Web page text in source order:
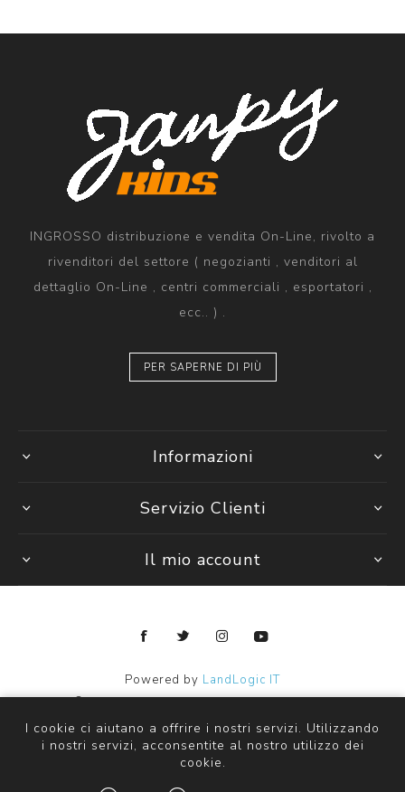
INGROSSO distribuzione e vendita On-Line, rivolto a
rivenditori del settore ( negozianti , venditori al
dettaglio On-Line , centri commerciali , esportatori ,
ecc.. ) .
PER SAPERNE DI PIÙ
Informazioni
Servizio Clienti
Il mio account
Powered by LandLogic IT
Copyright © 2026 Janpy Kids ingrosso abbigliamento bambini.
Tutti i diritti riservati
I cookie ci aiutano a offrire i nostri servizi. Utilizzando
i nostri servizi, acconsentite al nostro utilizzo dei
cookie.